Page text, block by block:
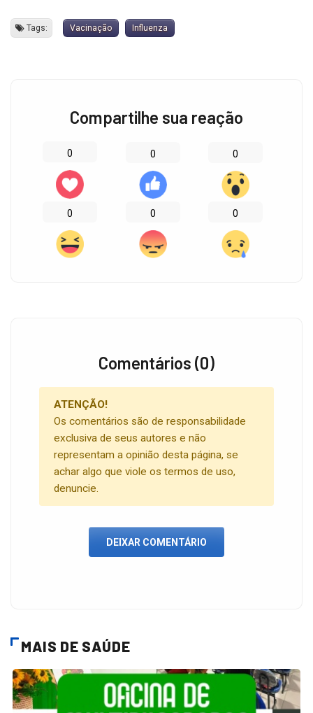
Tags: Vacinação Influenza
Compartilhe sua reação
0 0 0
0 0 0
Comentários (0)
ATENÇÃO!
Os comentários são de responsabilidade
exclusiva de seus autores e não
representam a opinião desta página, se
achar algo que viole os termos de uso,
denuncie.
DEIXAR COMENTÁRIO
MAIS DE SAÚDE